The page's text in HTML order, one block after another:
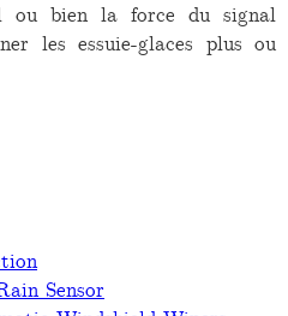
ou bien la force du signal
les essuie-glaces plus ou
Sensor